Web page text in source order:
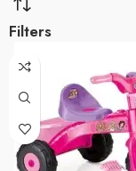
Filters